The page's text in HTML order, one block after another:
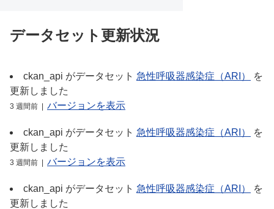
データセット更新状況
ckan_api がデータセット 急性呼吸器感染症（ARI）
を
更新しました
3 週間前 | バージョンを表示
ckan_api がデータセット 急性呼吸器感染症（ARI）
を
更新しました
3 週間前 | バージョンを表示
ckan_api がデータセット 急性呼吸器感染症（ARI）
を
更新しました